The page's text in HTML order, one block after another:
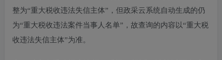
整为“重大税收违法失信主体”，但政采云系统自动生成的仍
为“重大税收违法案件当事人名单”，故查询的内容以“重大税
收违法失信主体”为准。